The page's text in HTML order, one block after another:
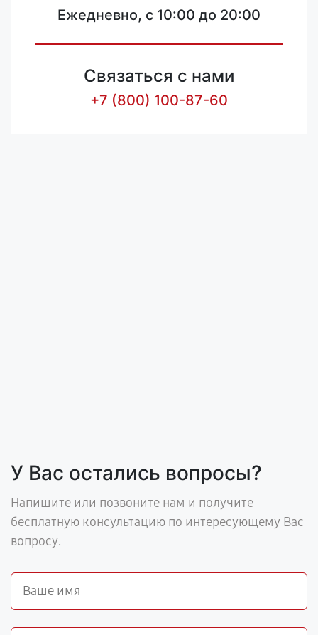
Ежедневно, с 10:00 до 20:00
Связаться с нами
+7 (800) 100-87-60
У Вас остались вопросы?
Напишите или позвоните нам и получите
бесплатную консультацию по интересующему Вас
вопросу.